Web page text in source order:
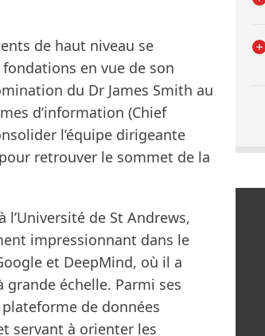
de haut niveau se
en vue de son
du Dr James Smith au
d’information (Chief
l’équipe dirigeante
retrouver le sommet de la
de St Andrews,
impressionnant dans le
et DeepMind, où il a
échelle. Parmi ses
de données
servant à orienter les